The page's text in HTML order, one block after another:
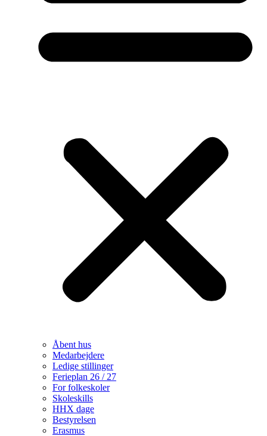
Åbent hus
Medarbejdere
Ledige stillinger
Ferieplan 26 / 27
For folkeskoler
Skoleskills
HHX dage
Bestyrelsen
Erasmus